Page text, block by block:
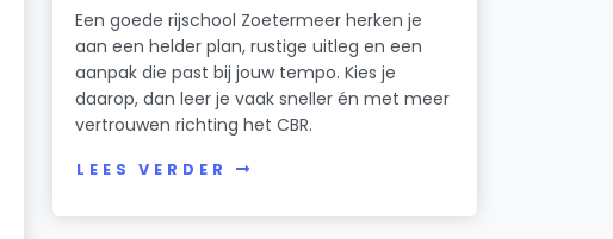
Een goede rijschool Zoetermeer herken je
aan een helder plan, rustige uitleg en een
aanpak die past bij jouw tempo. Kies je
daarop, dan leer je vaak sneller én met meer
vertrouwen richting het CBR.
LEES VERDER